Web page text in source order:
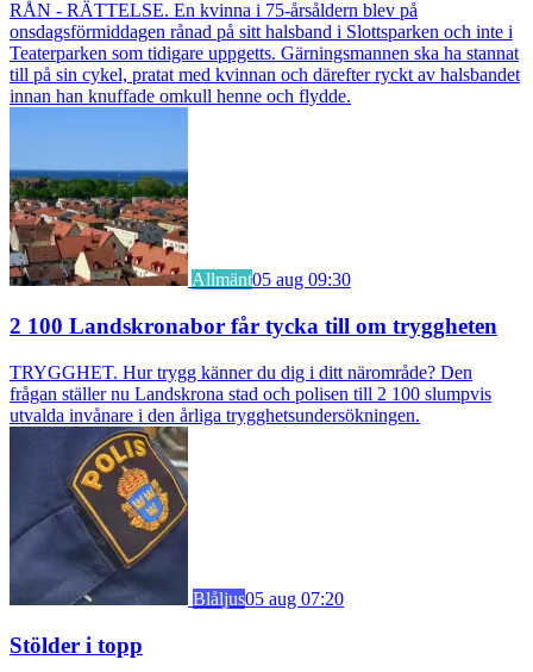
RÅN - RÄTTELSE. En kvinna i 75-årsåldern blev på
onsdagsförmiddagen rånad på sitt halsband i Slottsparken och inte i
Teaterparken som tidigare uppgetts. Gärningsmannen ska ha stannat
till på sin cykel, pratat med kvinnan och därefter ryckt av halsbandet
innan han knuffade omkull henne och flydde.
Allmänt05 aug 09:30
2 100 Landskronabor får tycka till om tryggheten
TRYGGHET. Hur trygg känner du dig i ditt närområde? Den
frågan ställer nu Landskrona stad och polisen till 2 100 slumpvis
utvalda invånare i den årliga trygghetsundersökningen.
Blåljus05 aug 07:20
Stölder i topp